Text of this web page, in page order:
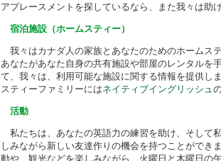
アプレースメントを探しているなら、また我々は助
宿泊施設（ホームスティー）
我々はカナダ人の家族とあなたのためのホームス
あなたがあなた自身の共有施設や部屋のレンタルを
て、我々は、利用可能な施設に関する情報を提供し
スティーファミリーにはネイティブイングリッシュ
活動
私たちは、あなたの英語力の練習を助け、そして
しみながら新しい友達作りの機会を持つことができ
動や、観光などを楽しみながら、火曜日と木曜日の